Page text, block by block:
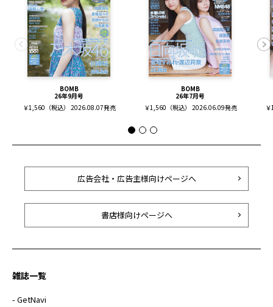
BOMB
26年9月号
￥1,560（税込） 2026.08.07発売
BOMB
26年7月号
￥1,560（税込） 2026.06.09発売
広告会社・広告主様向けページへ
書店様向けページへ
雑誌一覧
- GetNavi